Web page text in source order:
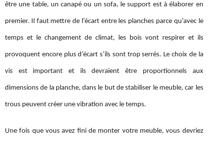
être une table, un canapé ou un sofa, le support est à élaborer en
premier. Il faut mettre de l’écart entre les planches parce qu’avec le
temps et le changement de climat, les bois vont respirer et ils
provoquent encore plus d’écart s’ils sont trop serrés. Le choix de la
vis est important et ils devraient être proportionnels aux
dimensions de la planche, dans le but de stabiliser le meuble, car les
trous peuvent créer une vibration avec le temps.
Une fois que vous avez fini de monter votre meuble, vous devriez